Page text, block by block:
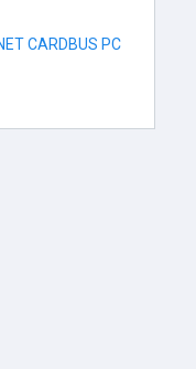
CARDBUS PC